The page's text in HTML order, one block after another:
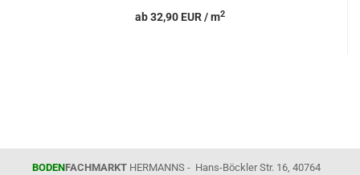
ab 32,90 EUR / m2
BODENFACHMARKT HERMANNS - Hans-Böckler Str. 16, 40764